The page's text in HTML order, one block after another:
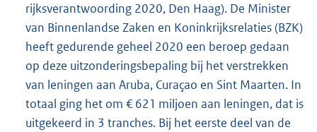
rijksverantwoording 2020, Den Haag). De Minister
van Binnenlandse Zaken en Koninkrijksrelaties (BZK)
heeft gedurende geheel 2020 een beroep gedaan
op deze uitzonderingsbepaling bij het verstrekken
van leningen aan Aruba, Curaçao en Sint Maarten. In
totaal ging het om € 621 miljoen aan leningen, dat is
uitgekeerd in 3 tranches. Bij het eerste deel van de